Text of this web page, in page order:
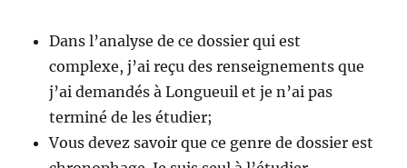
Dans l’analyse de ce dossier qui est
complexe, j’ai reçu des renseignements que
j’ai demandés à Longueuil et je n’ai pas
terminé de les étudier;
Vous devez savoir que ce genre de dossier est